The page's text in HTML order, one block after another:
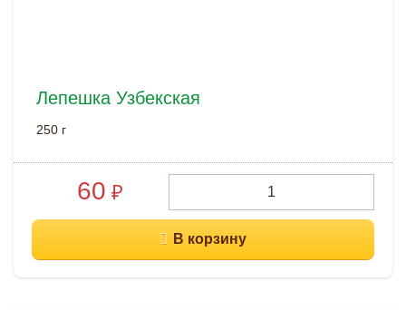
Лепешка Узбекская
250 г
60 ₽